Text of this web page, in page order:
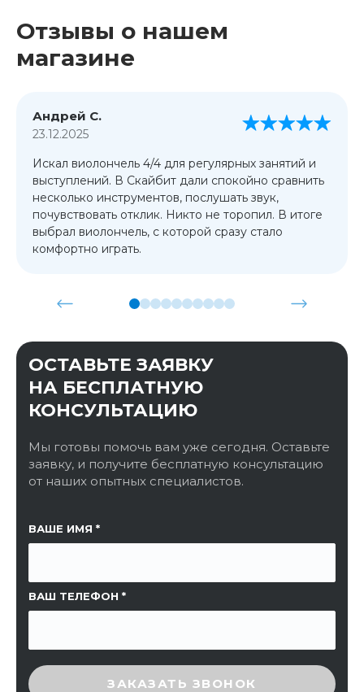
Отзывы о нашем
магазине
Андрей С.
23.12.2025
Искал виолончель 4/4 для регулярных занятий и
выступлений. В Скайбит дали спокойно сравнить
несколько инструментов, послушать звук,
почувствовать отклик. Никто не торопил. В итоге
выбрал виолончель, с которой сразу стало
комфортно играть.
ОСТАВЬТЕ ЗАЯВКУ
НА БЕСПЛАТНУЮ
КОНСУЛЬТАЦИЮ
Мы готовы помочь вам уже сегодня. Оставьте
заявку, и получите бесплатную консультацию
от наших опытных специалистов.
ВАШЕ ИМЯ
ВАШ ТЕЛЕФОН
ССЫЛКА НА СТРАНИЦУ
ВВЕДИТЕ ПРОВЕРОЧНЫЙ КОД
ЗАКАЗАТЬ ЗВОНОК